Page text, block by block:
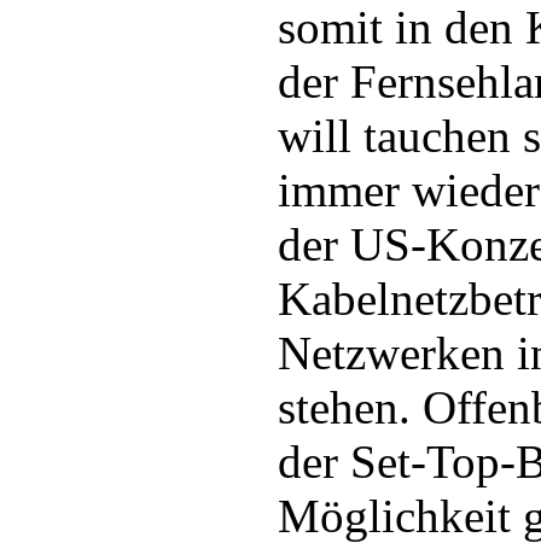
somit in den
der
will tauchen
immer
der US-
Netzwerken
stehen.
der Set-Top-
Möglichkeit